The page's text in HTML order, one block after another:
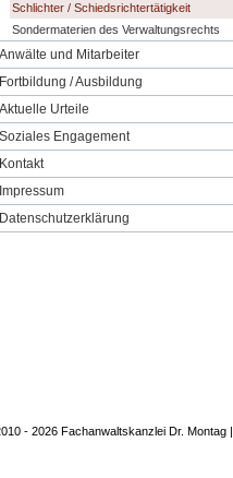
Schlichter / Schiedsrichtertätigkeit
Sondermaterien des Verwaltungsrechts
Anwälte und Mitarbeiter
Fortbildung / Ausbildung
Aktuelle Urteile
Soziales Engagement
Kontakt
Impressum
Datenschutzerklärung
- 2026 Fachanwaltskanzlei Dr. Montag |